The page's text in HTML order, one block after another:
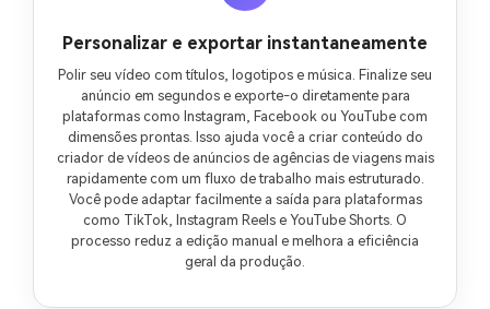
Personalizar e exportar instantaneamente
Polir seu vídeo com títulos, logotipos e música. Finalize seu
anúncio em segundos e exporte-o diretamente para
plataformas como Instagram, Facebook ou YouTube com
dimensões prontas. Isso ajuda você a criar conteúdo do
criador de vídeos de anúncios de agências de viagens mais
rapidamente com um fluxo de trabalho mais estruturado.
Você pode adaptar facilmente a saída para plataformas
como TikTok, Instagram Reels e YouTube Shorts. O
processo reduz a edição manual e melhora a eficiência
geral da produção.